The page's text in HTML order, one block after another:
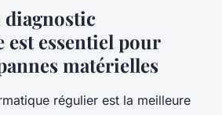
essentiel pour
matérielles
régulier est la meilleure